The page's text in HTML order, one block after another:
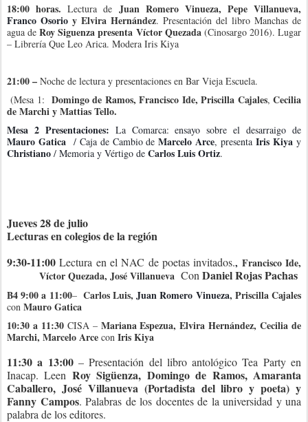
18:00 horas. Lectura de Juan Romero Vinueza, Pepe Villanueva,
Franco Osorio y Elvira Hernández. Presentación del libro Manchas de
agua deRoy Siguenza presenta Víctor Quezada (Cinosargo 2016). Lugar
– Librería Que Leo Arica. Modera Iris Kiya
21:00 – Noche de lectura y presentaciones en Bar Vieja Escuela.
(Mesa 1: Domingo de Ramos, Francisco Ide, Priscilla Cajales,Cecilia
de Marchi y Mattias Tello.
Mesa 2 Presentaciones: La Comarca: ensayo sobre el desarraigo de
Mauro Gatica/ Caja de Cambio deMarcelo Arce, presentaIris Kiya y
Christiano / Memoria y Vértigo de Carlos Luis Ortiz.
Jueves 28 de julio
Lecturas en colegios de la región
9:30-11:00Lectura en el NAC de poetas invitados., Francisco Ide,
Víctor Quezada, José Villanueva ConDaniel Rojas Pachas
B4 9:00 a 11:00–Carlos Luis,Juan Romero Vinueza, Priscilla Cajales
con Mauro Gatica
10:30 a 11:30CISA – Mariana Espezua, Elvira Hernández, Cecilia de
Marchi, Marcelo Arce con Iris Kiya
11:30 a 13:00 – Presentación del libro antológico Tea Party en
Inacap. Leen Roy Sigüenza, Domingo de Ramos, Amaranta
Caballero, José Villanueva (Portadista del libro y poeta) y
Fanny Campos. Palabras de los docentes de la universidad y una
palabra de los editores.